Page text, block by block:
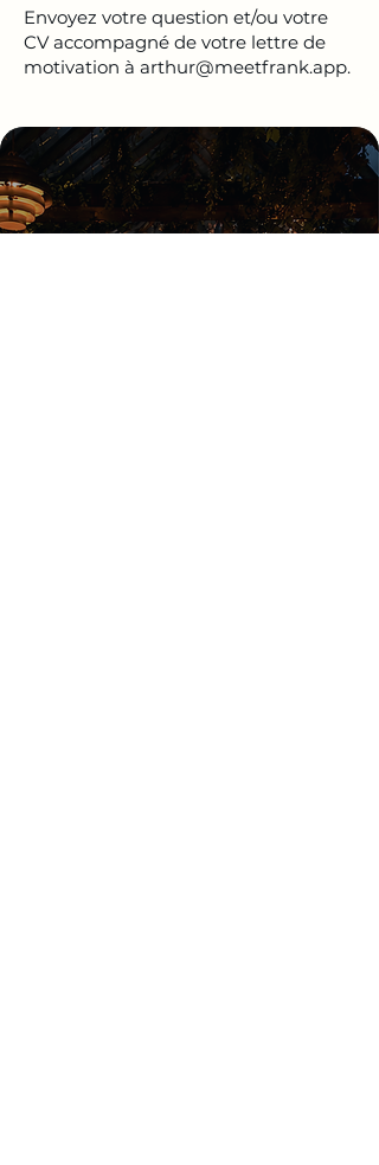
Envoyez votre question et/ou votre
CV accompagné de votre lettre de
motivation à arthur@meetfrank.app.